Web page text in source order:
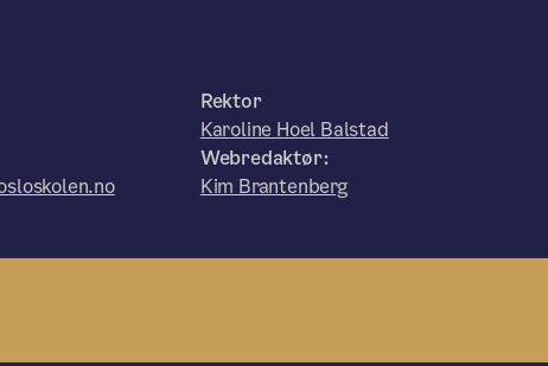
Rektor
Karoline Hoel Balstad
Webredaktør:
Kim Brantenberg